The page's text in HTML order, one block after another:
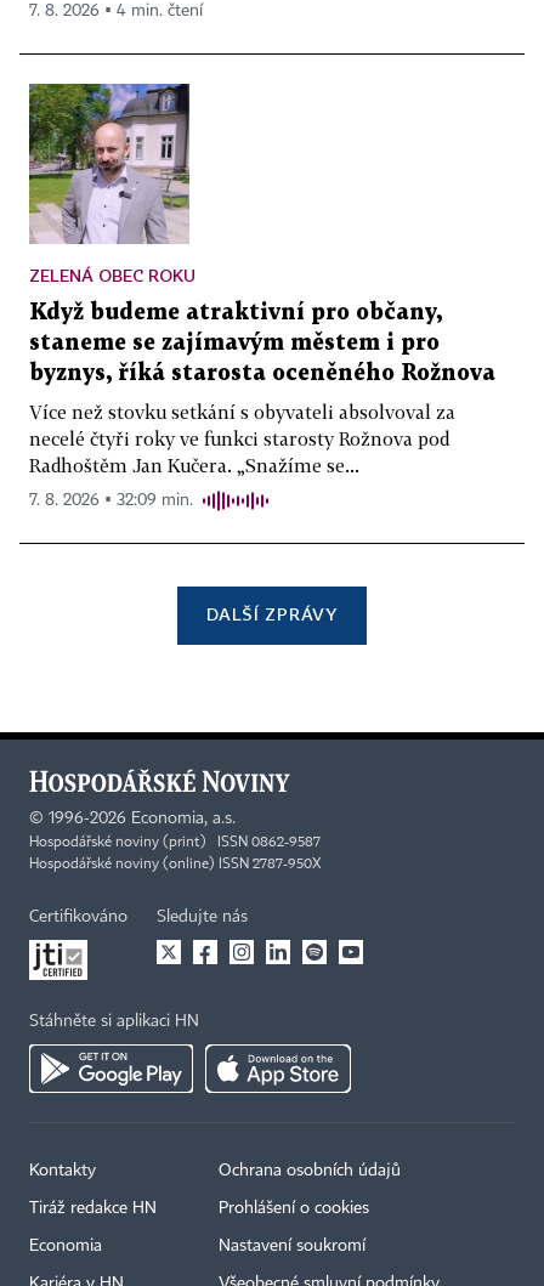
7. 8. 2026 ▪ 4 min. čtení
ZELENÁ OBEC ROKU
Když budeme atraktivní pro občany,
staneme se zajímavým městem i pro
byznys, říká starosta oceněného Rožnova
Více než stovku setkání s obyvateli absolvoval za
necelé čtyři roky ve funkci starosty Rožnova pod
Radhoštěm Jan Kučera. „Snažíme se...
7. 8. 2026 ▪ 32:09 min.
DALŠÍ ZPRÁVY
© 1996-2026 Economia, a.s.
Hospodářské noviny (print) ISSN 0862-9587
Hospodářské noviny (online) ISSN 2787-950X
Certifikováno Sledujte nás
Stáhněte si aplikaci HN
Kontakty
Tiráž redakce HN
Economia
Ochrana osobních údajů
Prohlášení o cookies
Nastavení soukromí